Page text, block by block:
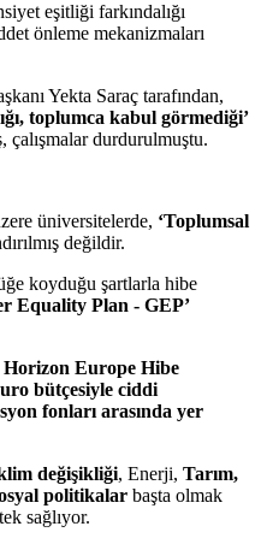
eşitliği farkındalığı
önleme mekanizmaları
Yekta Saraç tarafından,
toplumca kabul görmediği’
çalışmalar durdurulmuştu.
üniversitelerde, ‘Toplumsal
değildir.
koyduğu şartlarla hibe
Equality Plan - GEP’
Europe Hibe
bütçesiyle ciddi
fonları arasında yer
değişikliği, Enerji, Tarım,
politikalar başta olmak
sağlıyor.